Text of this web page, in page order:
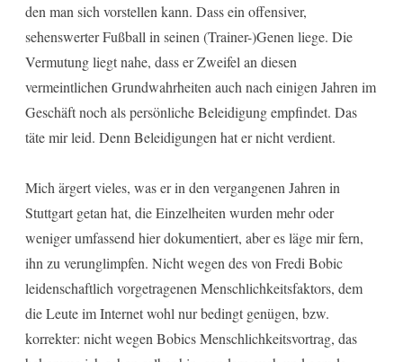
den man sich vorstellen kann. Dass ein offensiver,
sehenswerter Fußball in seinen (Trainer-)Genen liege. Die
Vermutung liegt nahe, dass er Zweifel an diesen
vermeintlichen Grundwahrheiten auch nach einigen Jahren im
Geschäft noch als persönliche Beleidigung empfindet. Das
täte mir leid. Denn Beleidigungen hat er nicht verdient.
Mich ärgert vieles, was er in den vergangenen Jahren in
Stuttgart getan hat, die Einzelheiten wurden mehr oder
weniger umfassend hier dokumentiert, aber es läge mir fern,
ihn zu verunglimpfen. Nicht wegen des von Fredi Bobic
leidenschaftlich vorgetragenen Menschlichkeitsfaktors, dem
die Leute im Internet wohl nur bedingt genügen, bzw.
korrekter: nicht wegen Bobics Menschlichkeitsvortrag, das